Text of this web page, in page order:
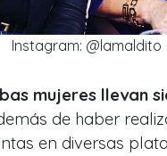
Instagram: @lamaldito
mujeres llevan
de haber
en diversas